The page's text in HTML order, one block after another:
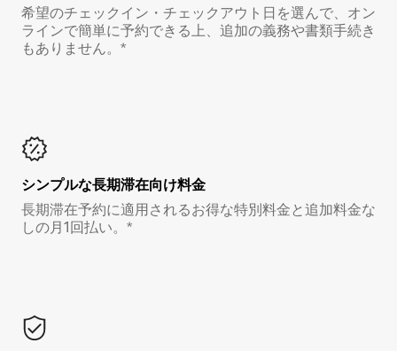
希望のチェックイン・チェックアウト日を選んで、オン
ラインで簡単に予約できる上、追加の義務や書類手続き
もありません。*
シンプルな長期滞在向け料金
長期滞在予約に適用されるお得な特別料金と追加料金な
しの月1回払い。*